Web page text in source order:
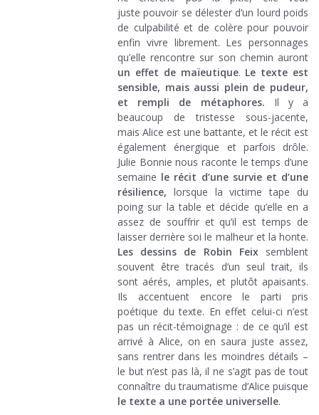
juste pouvoir se délester d’un lourd poids
de culpabilité et de colère pour pouvoir
enfin vivre librement. Les personnages
qu’elle rencontre sur son chemin auront
un effet de maïeutique. Le texte est
sensible, mais aussi plein de pudeur,
et rempli de métaphores. Il y a
beaucoup de tristesse sous-jacente,
mais Alice est une battante, et le récit est
également énergique et parfois drôle.
Julie Bonnie nous raconte le temps d’une
semaine le récit d’une survie et d’une
résilience, lorsque la victime tape du
poing sur la table et décide qu’elle en a
assez de souffrir et qu’il est temps de
laisser derrière soi le malheur et la honte.
Les dessins de Robin Feixsemblent
souvent être tracés d’un seul trait, ils
sont aérés, amples, et plutôt apaisants.
Ils accentuent encore le parti pris
poétique du texte. En effet celui-ci n’est
pas un récit-témoignage : de ce qu’il est
arrivé à Alice, on en saura juste assez,
sans rentrer dans les moindres détails –
le but n’est pas là, il ne s’agit pas de tout
connaître du traumatisme d’Alice puisque
le texte a une portée universelle.